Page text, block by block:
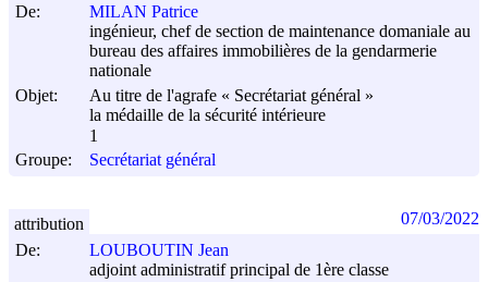
De:
MILAN Patrice
ingénieur, chef de section de maintenance domaniale au
bureau des affaires immobilières de la gendarmerie
nationale
Objet:
Au titre de l'agrafe « Secrétariat général »
la médaille de la sécurité intérieure
1
Groupe:
Secrétariat général
De:
LOUBOUTIN Jean
adjoint administratif principal de 1ère classe
attribution 07/03/2022